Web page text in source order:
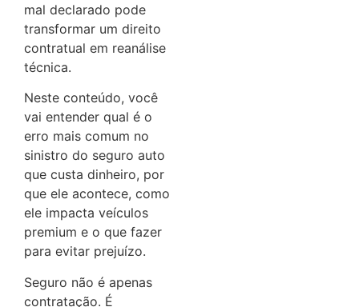
mal declarado pode
transformar um direito
contratual em reanálise
técnica.
Neste conteúdo, você
vai entender qual é o
erro mais comum no
sinistro do seguro auto
que custa dinheiro, por
que ele acontece, como
ele impacta veículos
premium e o que fazer
para evitar prejuízo.
Seguro não é apenas
contratação. É